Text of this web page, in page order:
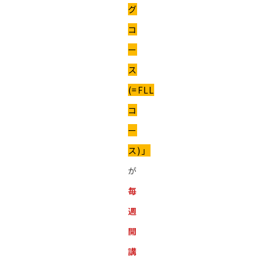
グ
コ
ー
ス
(=FLL
コ
ー
ス)」
が
毎
週
開
講